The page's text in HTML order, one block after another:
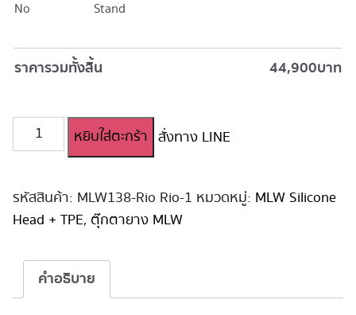
No Stand
ราคารวมทั้งสิ้น 44,900บาท
จำนวน
ตุ๊กตา
น่า
รัก
หยิบใส่ตะกร้า สั่งทาง LINE
รหัสสินค้า: MLW138-Rio Rio-1 หมวดหมู่: MLW Silicone
Head + TPE, ตุ๊กตายาง MLW
คำอธิบาย